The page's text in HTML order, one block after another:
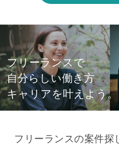
フリーランスで
自分らしい働き方
キャリアを叶えよう。
フリーランスの案件探